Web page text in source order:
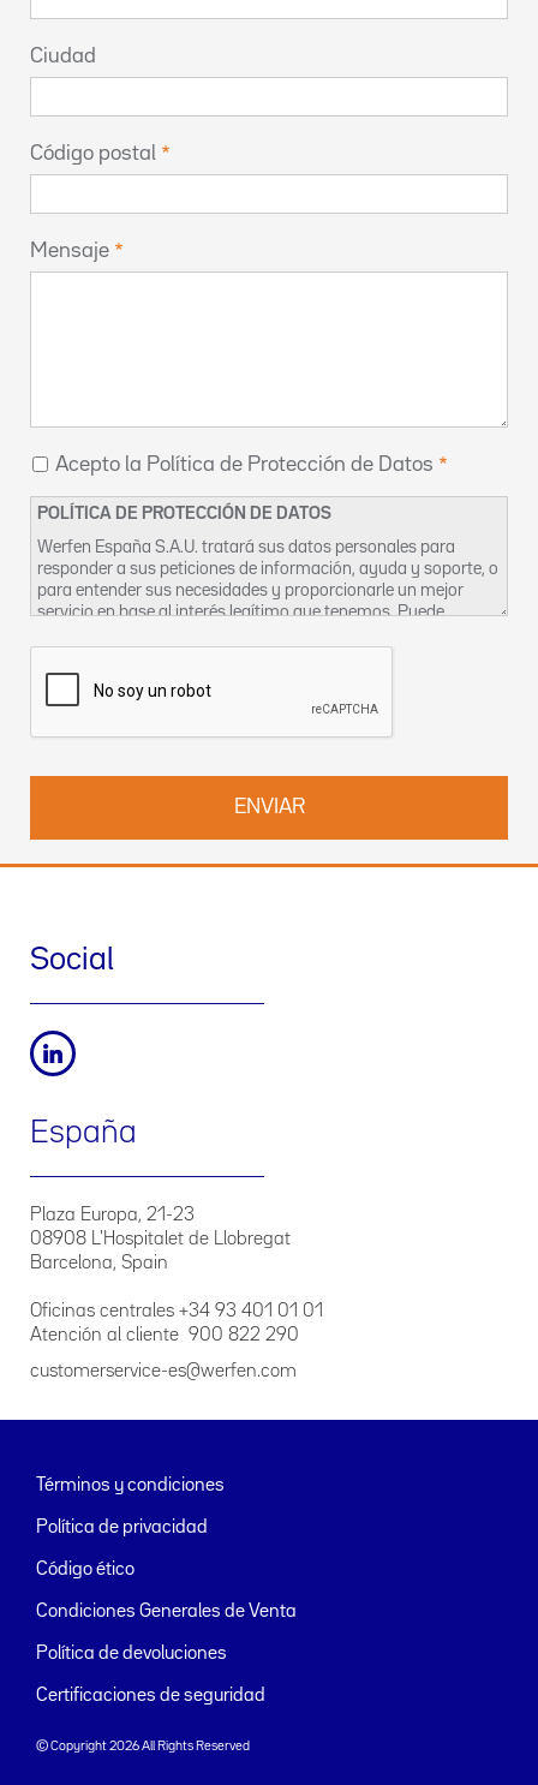
Ciudad
Código postal
Mensaje
Acepto la Política de Protección de Datos
POLÍTICA DE PROTECCIÓN DE DATOS
Werfen España S.A.U. tratará sus datos personales para
responder a sus peticiones de información, ayuda y soporte, o
para entender sus necesidades y proporcionarle un mejor
servicio en base al interés legítimo que tenemos. Puede
Privacidad
es@werfen.com.
Social
España
Plaza Europa, 21-23
08908 L'Hospitalet de Llobregat
Barcelona, Spain
Oficinas centrales +34 93 401 01 01
Atención al cliente 900 822 290
customerservice-es@werfen.com
Términos y condiciones
Política de privacidad
Código ético
Condiciones Generales de Venta
Política de devoluciones
Certificaciones de seguridad
© Copyright 2026 All Rights Reserved